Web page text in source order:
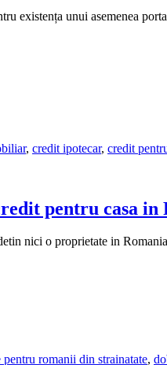
existența unui asemenea
, credit ipotecar, credit
pentru casa
nici o proprietate in
pentru romanii din strainatate,